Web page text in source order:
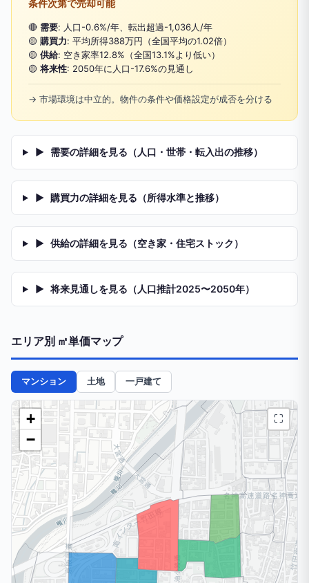
条件次第で売却可能
🔴 需要: 人口-0.6%/年、転出超過-1,036人/年
🟡 購買力: 平均所得388万円（全国平均の1.02倍）
🟡 供給: 空き家率12.8%（全国13.1%より低い）
🟡 将来性: 2050年に人口-17.6%の見通し
→ 市場環境は中立的。物件の条件や価格設定が成否を分ける
▶ 需要の詳細を見る（人口・世帯・転入出の推移）
▶ 購買力の詳細を見る（所得水準と推移）
▶ 供給の詳細を見る（空き家・住宅ストック）
▶ 将来見通しを見る（人口推計2025〜2050年）
エリア別 ㎡単価マップ
マンション 土地 一戸建て
+
−
⛶